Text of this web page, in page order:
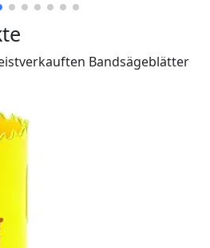
Bandsägeblätter